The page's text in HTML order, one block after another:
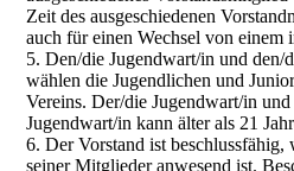
Zeit des ausgeschiedenen
auch für einen Wechsel von einem
5. Den/die Jugendwart/in und den/
wählen die Jugendlichen und
Vereins. Der/die Jugendwart/in
Jugendwart/in kann älter als 21
6. Der Vorstand ist
seiner Mitglieder anwesend ist.